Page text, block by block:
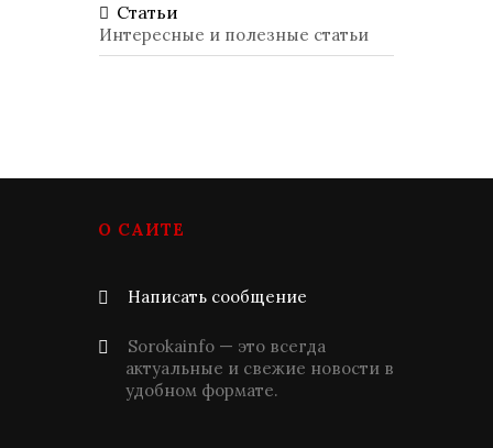
Статьи
Интересные и полезные статьи
О САЙТЕ
Написать сообщение
Sorokainfo — это всегда
актуальные и свежие новости в
удобном формате.